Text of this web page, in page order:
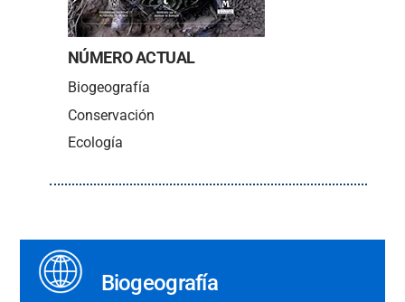
NÚMERO ACTUAL
Biogeografía
Conservación
Ecología
Biogeografía